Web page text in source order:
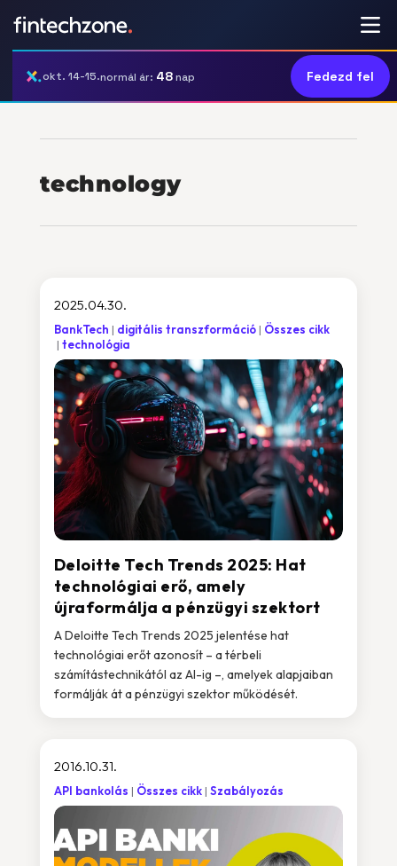
okt. 14-15.normál ár: 48nap Fedezd fel
technology
Deloitte Tech Trends 2025: Hat
technológiai erő, amely
újraformálja a pénzügyi szektort
2025.04.30.
BankTech digitális transzformáció
Összes cikk
technológia
A Deloitte Tech Trends 2025 jelentése hat
technológiai erőt azonosít – a térbeli
számítástechnikától az AI-ig –, amelyek alapjaiban
formálják át a pénzügyi szektor működését.
2016.10.31.
API bankolás Összes cikk Szabályozás